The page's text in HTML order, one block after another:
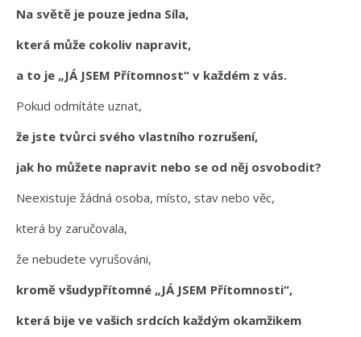
Na světě je pouze jedna Síla,
která může cokoliv napravit,
a to je „JÁ JSEM Přítomnost“ v každém z vás.
Pokud odmítáte uznat,
že jste tvůrci svého vlastního rozrušení,
jak ho můžete napravit nebo se od něj osvobodit?
Neexistuje žádná osoba, místo, stav nebo věc,
která by zaručovala,
že nebudete vyrušováni,
kromě všudypřítomné „JÁ JSEM Přítomnosti“,
která bije ve vašich srdcích každým okamžikem